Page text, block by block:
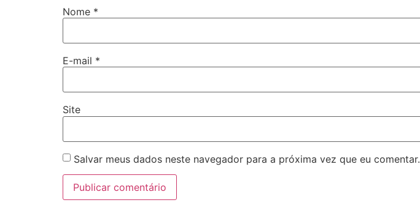
Nome *
E-mail *
Site
Salvar meus dados neste navegador para a próxima vez que eu comentar.